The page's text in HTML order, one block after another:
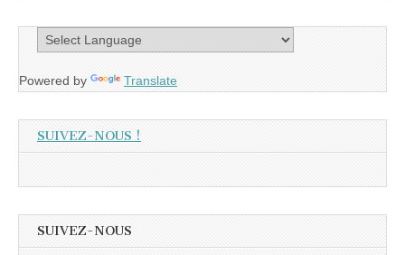
Powered by Translate
SUIVEZ-NOUS !
SUIVEZ-NOUS